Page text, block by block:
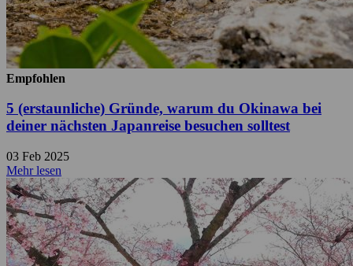
Empfohlen
5 (erstaunliche) Gründe, warum du Okinawa bei
deiner nächsten Japanreise besuchen solltest
03 Feb 2025
Mehr lesen